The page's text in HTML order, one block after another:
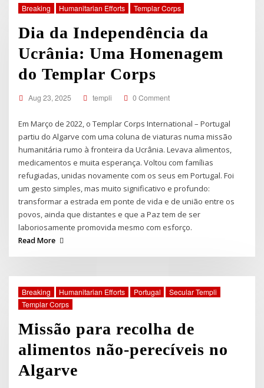
Breaking Humanitarian Efforts Templar Corps
Dia da Independência da
Ucrânia: Uma Homenagem
do Templar Corps
Aug 23, 2025 templi 0 Comment
Em Março de 2022, o Templar Corps International – Portugal
partiu do Algarve com uma coluna de viaturas numa missão
humanitária rumo à fronteira da Ucrânia. Levava alimentos,
medicamentos e muita esperança. Voltou com famílias
refugiadas, unidas novamente com os seus em Portugal. Foi
um gesto simples, mas muito significativo e profundo:
transformar a estrada em ponte de vida e de união entre os
povos, ainda que distantes e que a Paz tem de ser
laboriosamente promovida mesmo com esforço.
Read More
Breaking Humanitarian Efforts Portugal
Secular Templi
Templar Corps
Missão para recolha de
alimentos não-perecíveis no
Algarve